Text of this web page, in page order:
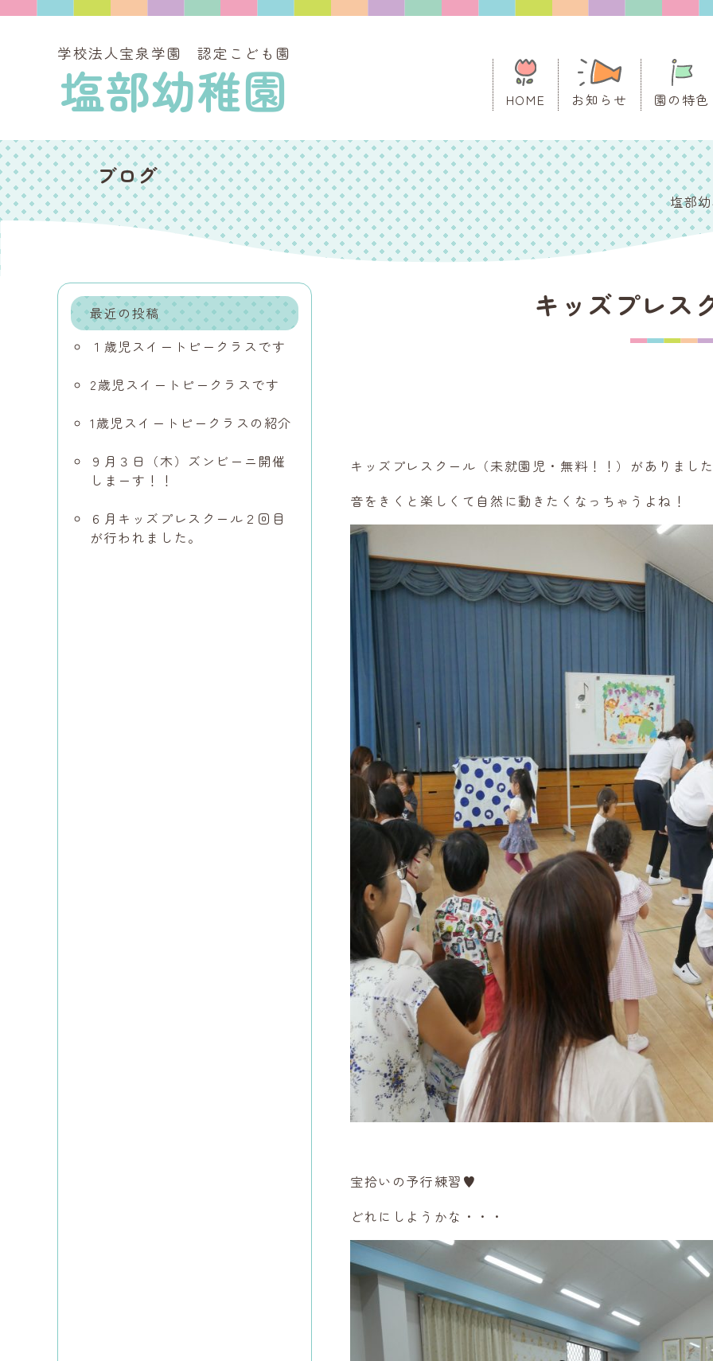
学校法人宝泉学園 認定こども園
塩部幼稚園 HOME お知らせ 園の特色
ブログ
塩部
最近の投稿
１歳児スイートピークラスです
2歳児スイートピークラスです
1歳児スイートピークラスの紹介
９月３日（木）ズンビーニ開催
しまーす！！
６月キッズプレスクール２回目
が行われました。
キッズプレス
キッズプレスクール（未就園児・無料！！）がありまし
音をきくと楽しくて自然に動きたくなっちゃうよね！
宝拾いの予行練習♥
どれにしようかな・・・